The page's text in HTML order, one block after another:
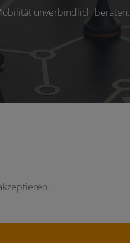
unverbindlich beraten.